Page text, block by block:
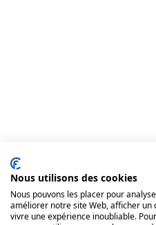
Nous utilisons des cookies
Nous pouvons les placer pour
améliorer notre site Web, afficher
vivre une expérience inoubliable.